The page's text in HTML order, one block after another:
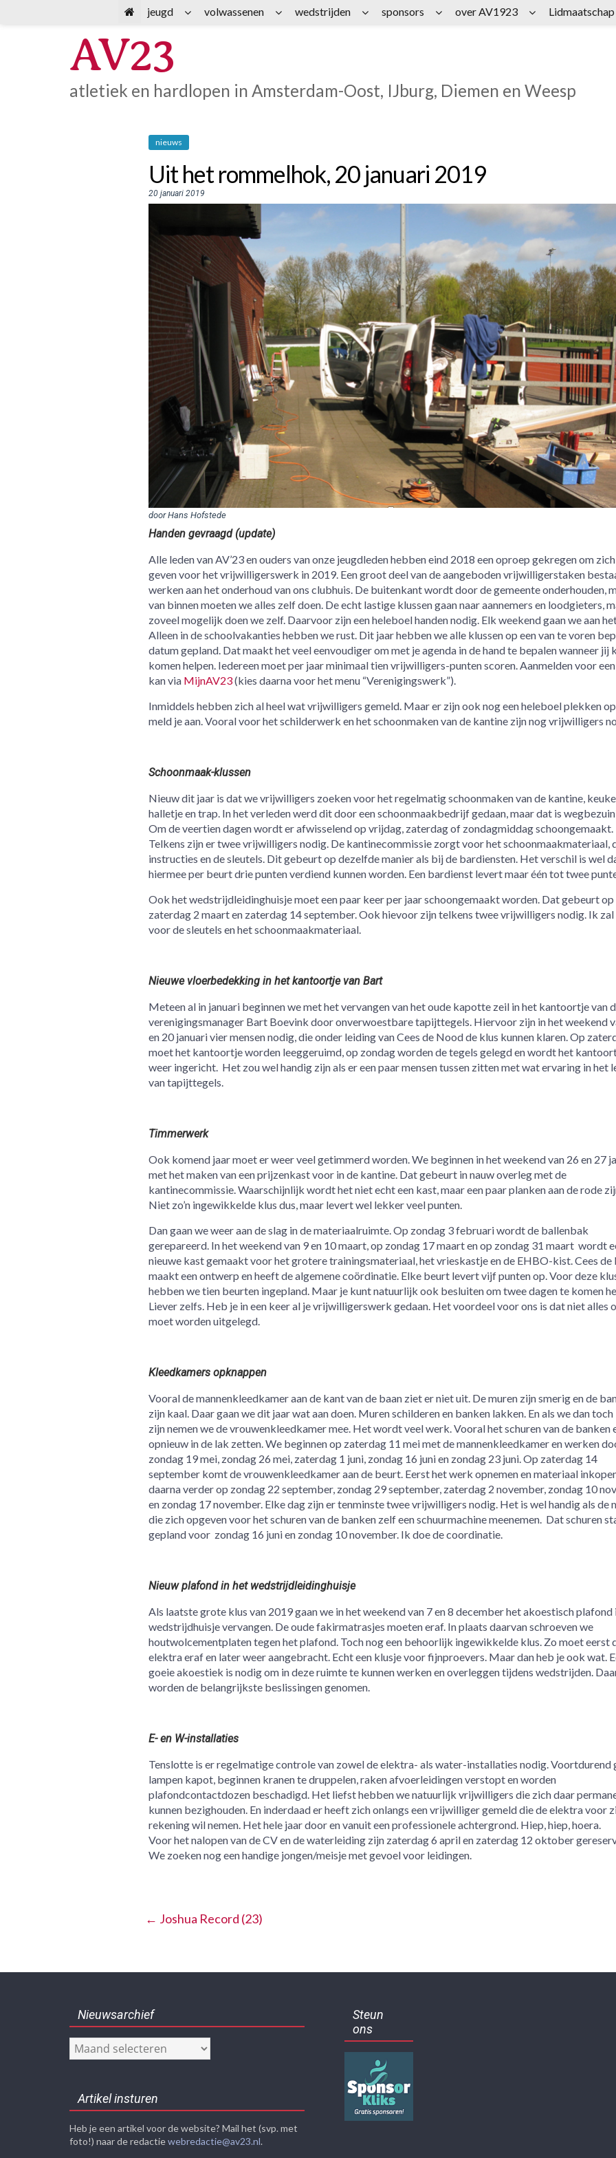
AV23
atletiek en hardlopen in Amsterdam-Oost, IJburg, Diemen en Weesp
nieuws
Uit het rommelhok, 20 januari 2019
20 januari 2019
door Hans Hofstede
Handen gevraagd (update)
Alle leden van AV’23 en ouders van onze jeugdleden hebben eind 2018 een oproep gekregen om
geven voor het vrijwilligerswerk in 2019. Een groot deel van de aangeboden vrijwilligerstaken
werken aan het onderhoud van ons clubhuis. De buitenkant wordt door de gemeente onderhouden,
van binnen moeten we alles zelf doen. De echt lastige klussen gaan naar aannemers en loodgieters,
zoveel mogelijk doen we zelf. Daarvoor zijn een heleboel handen nodig. Elk weekend gaan we aan
Alleen in de schoolvakanties hebben we rust. Dit jaar hebben we alle klussen op een van te voren
datum gepland. Dat maakt het veel eenvoudiger om met je agenda in de hand te bepalen wanneer jij
komen helpen. Iedereen moet per jaar minimaal tien vrijwilligers-punten scoren. Aanmelden voor
kan via MijnAV23(kies daarna voor het menu “Verenigingswerk”).
Inmiddels hebben zich al heel wat vrijwilligers gemeld. Maar er zijn ook nog een heleboel plekken
meld je aan. Vooral voor het schilderwerk en het schoonmaken van de kantine zijn nog vrijwilligers
Schoonmaak-klussen
Nieuw dit jaar is dat we vrijwilligers zoeken voor het regelmatig schoonmaken van de kantine,
halletje en trap. In het verleden werd dit door een schoonmaakbedrijf gedaan, maar dat is
Om de veertien dagen wordt er afwisselend op vrijdag, zaterdag of zondagmiddag schoongemaakt.
Telkens zijn er twee vrijwilligers nodig. De kantinecommissie zorgt voor het schoonmaakmateriaal,
instructies en de sleutels. Dit gebeurt op dezelfde manier als bij de bardiensten. Het verschil is wel
hiermee per beurt drie punten verdiend kunnen worden. Een bardienst levert maar één tot twee
Ook het wedstrijdleidinghuisje moet een paar keer per jaar schoongemaakt worden. Dat gebeurt op
zaterdag 2 maart en zaterdag 14 september. Ook hievoor zijn telkens twee vrijwilligers nodig. Ik
voor de sleutels en het schoonmaakmateriaal.
Nieuwe vloerbedekking in het kantoortje van Bart
Meteen al in januari beginnen we met het vervangen van het oude kapotte zeil in het kantoortje van
verenigingsmanager Bart Boevink door onverwoestbare tapijttegels. Hiervoor zijn in het weekend
en 20 januari vier mensen nodig, die onder leiding van Cees de Nood de klus kunnen klaren. Op
moet het kantoortje worden leeggeruimd, op zondag worden de tegels gelegd en wordt het
weer ingericht. Het zou wel handig zijn als er een paar mensen tussen zitten met wat ervaring in het
van tapijttegels.
Timmerwerk
Ook komend jaar moet er weer veel getimmerd worden. We beginnen in het weekend van 26 en 27
met het maken van een prijzenkast voor in de kantine. Dat gebeurt in nauw overleg met de
kantinecommissie. Waarschijnlijk wordt het niet echt een kast, maar een paar planken aan de rode
Niet zo’n ingewikkelde klus dus, maar levert wel lekker veel punten.
Dan gaan we weer aan de slag in de materiaalruimte. Op zondag 3 februari wordt de ballenbak
gerepareerd. In het weekend van 9 en 10 maart, op zondag 17 maart en op zondag 31 maart wordt
nieuwe kast gemaakt voor het grotere trainingsmateriaal, het vrieskastje en de EHBO-kist. Cees de
maakt een ontwerp en heeft de algemene coördinatie. Elke beurt levert vijf punten op. Voor deze
hebben we tien beurten ingepland. Maar je kunt natuurlijk ook besluiten om twee dagen te komen
Liever zelfs. Heb je in een keer al je vrijwilligerswerk gedaan. Het voordeel voor ons is dat niet alles
moet worden uitgelegd.
Kleedkamers opknappen
Vooral de mannenkleedkamer aan de kant van de baan ziet er niet uit. De muren zijn smerig en de
zijn kaal. Daar gaan we dit jaar wat aan doen. Muren schilderen en banken lakken. En als we dan
zijn nemen we de vrouwenkleedkamer mee. Het wordt veel werk. Vooral het schuren van de banken
opnieuw in de lak zetten. We beginnen op zaterdag 11 mei met de mannenkleedkamer en werken
zondag 19 mei, zondag 26 mei, zaterdag 1 juni, zondag 16 juni en zondag 23 juni. Op zaterdag 14
september komt de vrouwenkleedkamer aan de beurt. Eerst het werk opnemen en materiaal
daarna verder op zondag 22 september, zondag 29 september, zaterdag 2 november, zondag 10
en zondag 17 november. Elke dag zijn er tenminste twee vrijwilligers nodig. Het is wel handig als de
die zich opgeven voor het schuren van de banken zelf een schuurmachine meenemen. Dat schuren
gepland voor zondag 16 juni en zondag 10 november. Ik doe de coordinatie.
Nieuw plafond in het wedstrijdleidinghuisje
Als laatste grote klus van 2019 gaan we in het weekend van 7 en 8 december het akoestisch plafond
wedstrijdhuisje vervangen. De oude fakirmatrasjes moeten eraf. In plaats daarvan schroeven we
houtwolcementplaten tegen het plafond. Toch nog een behoorlijk ingewikkelde klus. Zo moet eerst
elektra eraf en later weer aangebracht. Echt een klusje voor fijnproevers. Maar dan heb je ook wat.
goeie akoestiek is nodig om in deze ruimte te kunnen werken en overleggen tijdens wedstrijden.
worden de belangrijkste beslissingen genomen.
E- en W-installaties
Tenslotte is er regelmatige controle van zowel de elektra- als water-installaties nodig. Voortdurend
lampen kapot, beginnen kranen te druppelen, raken afvoerleidingen verstopt en worden
plafondcontactdozen beschadigd. Het liefst hebben we natuurlijk vrijwilligers die zich daar
kunnen bezighouden. En inderdaad er heeft zich onlangs een vrijwilliger gemeld die de elektra voor
rekening wil nemen. Het hele jaar door en vanuit een professionele achtergrond. Hiep, hiep, hoera.
Voor het nalopen van de CV en de waterleiding zijn zaterdag 6 april en zaterdag 12 oktober
We zoeken nog een handige jongen/meisje met gevoel voor leidingen.
← Joshua Record (23)
Nieuwsarchief
Nieuwsarchief
Artikel insturen
Heb je een artikel voor de website? Mail het (svp. met
foto!) naar de redactiewebredactie@av23.nl.
Steun
ons
jeugd volwassenen wedstrijden sponsors over AV1923 Lidmaatschap